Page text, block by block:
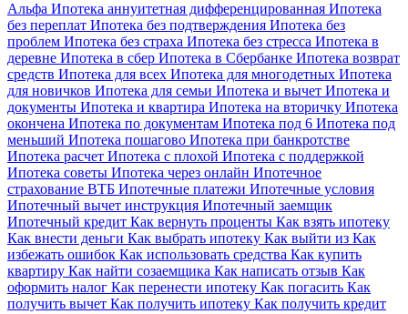
Альфа Ипотека аннуитетная дифференцированная Ипотека
без переплат Ипотека без подтверждения Ипотека без
проблем Ипотека без страха Ипотека без стресса Ипотека в
деревне Ипотека в сбер Ипотека в Сбербанке Ипотека возврат
средств Ипотека для всех Ипотека для многодетных Ипотека
для новичков Ипотека для семьи Ипотека и вычет Ипотека и
документы Ипотека и квартира Ипотека на вторичку Ипотека
окончена Ипотека по документам Ипотека под 6 Ипотека под
меньший Ипотека пошагово Ипотека при банкротстве
Ипотека расчет Ипотека с плохой Ипотека с поддержкой
Ипотека советы Ипотека через онлайн Ипотечное
страхование ВТБ Ипотечные платежи Ипотечные условия
Ипотечный вычет инструкция Ипотечный заемщик
Ипотечный кредит Как вернуть проценты Как взять ипотеку
Как внести деньги Как выбрать ипотеку Как выйти из Как
избежать ошибок Как использовать средства Как купить
квартиру Как найти созаемщика Как написать отзыв Как
оформить налог Как перенести ипотеку Как погасить Как
получить вычет Как получить ипотеку Как получить кредит